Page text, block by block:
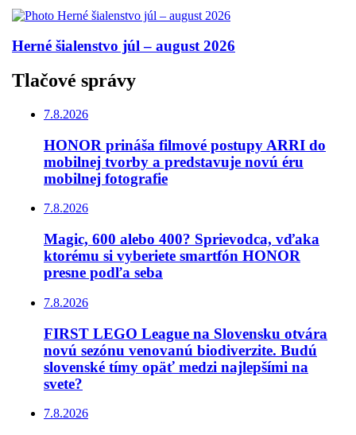
Herné šialenstvo júl – august 2026
Tlačové správy
7.8.2026
HONOR prináša filmové postupy ARRI do
mobilnej tvorby a predstavuje novú éru
mobilnej fotografie
7.8.2026
Magic, 600 alebo 400? Sprievodca, vďaka
ktorému si vyberiete smartfón HONOR
presne podľa seba
7.8.2026
FIRST LEGO League na Slovensku otvára
novú sezónu venovanú biodiverzite. Budú
slovenské tímy opäť medzi najlepšími na
svete?
7.8.2026